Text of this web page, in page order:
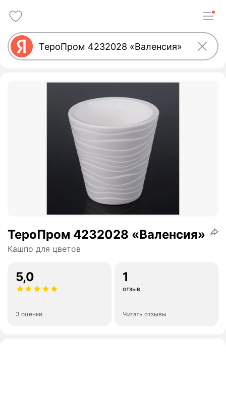
ТероПром 4232028 «Валенсия»
Кашпо для цветов
5,0
3 оценки
1
отзыв
Читать отзывы